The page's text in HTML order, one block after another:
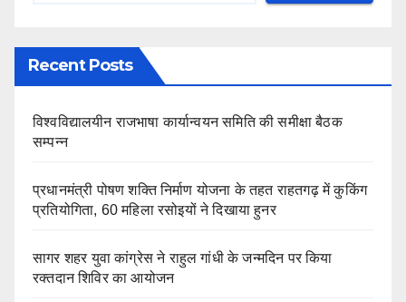
Recent Posts
विश्वविद्यालयीन राजभाषा कार्यान्वयन समिति की समीक्षा बैठक
सम्पन्न
प्रधानमंत्री पोषण शक्ति निर्माण योजना के तहत राहतगढ़ में कुकिंग
प्रतियोगिता, 60 महिला रसोइयों ने दिखाया हुनर
सागर शहर युवा कांग्रेस ने राहुल गांधी के जन्मदिन पर किया
रक्तदान शिविर का आयोजन